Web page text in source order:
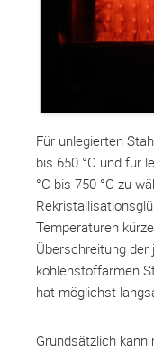
Für unlegierten
bis 650 °C und für
°C bis 750 °C zu
Temperaturen
Überschreitung der
kohlenstoffarmen
hat möglichst
Grundsätzlich